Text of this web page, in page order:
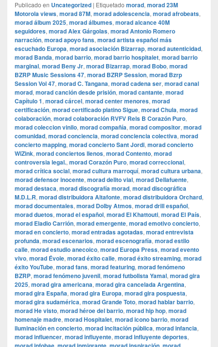
Publicado en Uncategorized | Etiquetado morad, morad 23M
Motorola views, morad 87M, morad adolescencia, morad afrobeats,
morad álbum 2025, morad álbumes, morad alcance 40M
seguidores, morad Alex Gárgolas, morad Antonio Romero
narración, morad apoyo fans, morad artista español más
escuchado Europa, morad asociación Bizarrap, morad autenticidad,
morad Banda, morad barrio, morad barrio hospitalet, morad barrio
marginal, morad Beny Jr, morad Bizarrap, morad Bobo, morad
BZRP Music Sessions 47, morad BZRP Session, morad Bzrp
Session Vol 47, morad C. Tangana, morad cadena ser, morad canal
morad, morad canción desde prisión, morad cantante, morad
Capítulo 1, morad cárcel, morad center menores, morad
certificación, morad certificado platino Sigue, morad Chula, morad
colaboración, morad colaboración RVFV Rels B Corazón Puro,
morad coleccion vinilo, morad compañía, morad compositor, morad
comunidad, morad conciencia, morad conciencia colectiva, morad
concierto mapping, morad concierto Sant Jordi, morad concierto
WiZink, morad conciertos llenos, morad Contento, morad
controversia legal., morad Corazón Puro, morad correccional,
morad crítica social, morad cultura marroquí, morad cultura urbana,
morad defensor inocente, morad delito vial, morad Dellafuente,
morad destaca, morad discografía morad, morad discográfica
M.D.L.R, morad distribuidora Altafonte, morad distribuidora Orchard,
morad documentales, morad Dolby Atmos, morad drill español,
morad duetos, morad el español, morad El Khattouti, morad El País,
morad Eladio Carrión, morad emergente, morad emotivo concierto,
morad en concierto, morad entradas agotadas, morad entrevista
profunda, morad escenarios, morad escenografía, morad estilo
calle, morad estudio anecoico, morad Europa Press, morad evento
vivo, morad Évole, morad éxito calle, morad éxito streaming, morad
éxito YouTube, morad fans, morad featuring, morad fenómeno
BZRP, morad fenómeno juvenil, morad futbolista Yamal, morad gira
2025, morad gira americana, morad gira cancelada Argentina,
morad gira España, morad gira Europa, morad gira pospuesta,
morad gira sudamérica, morad Grande Toto, morad hablar barrio,
morad He visto, morad héroe del barrio, morad hip hop, morad
homenaje madre, morad Hospitalet, morad icono barrio, morad
iluminación en concierto, morad incitación pública, morad infancia,
morad influencer, morad influyente, morad influyente deportes,